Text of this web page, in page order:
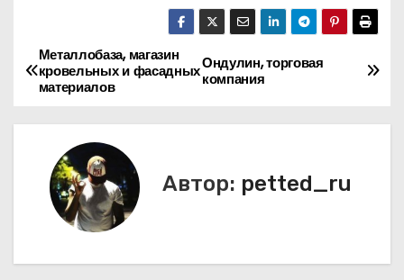
Н
а
Ондулин, торговая
компания
Металлобаза, магазин
кровельных и фасадных
материалов
Автор: petted_ru